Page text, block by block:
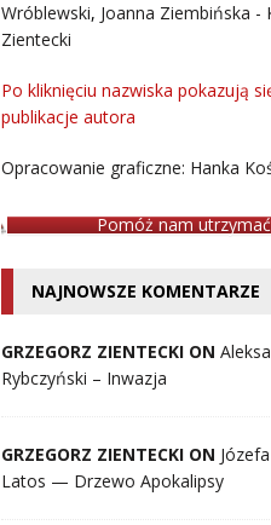
Wróblewski, Joanna Ziembińska -
Zientecki
Po kliknięciu nazwiska pokazują
publikacje autora
Opracowanie graficzne: Hanka
Pomóż nam
NAJNOWSZE KOMENTARZE
GRZEGORZ ZIENTECKI ON
Rybczyński – Inwazja
GRZEGORZ ZIENTECKI ON
Latos — Drzewo Apokalipsy